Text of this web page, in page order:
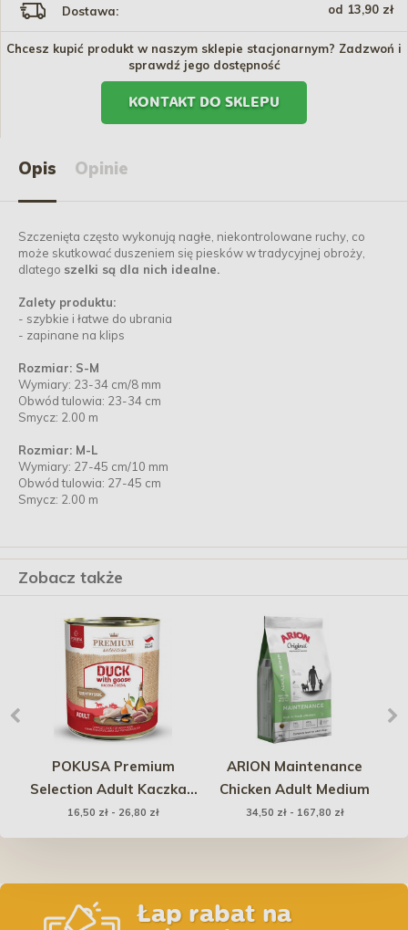
Dostawa: od 13,90 zł
Chcesz kupić produkt w naszym sklepie stacjonarnym? Zadzwoń i
sprawdź jego dostępność
KONTAKT DO SKLEPU
Opis Opinie
Szczenięta często wykonują nagłe, niekontrolowane ruchy, co
może skutkować duszeniem się piesków w tradycyjnej obroży,
dlatego szelki są dla nich idealne.
Zalety produktu:
- szybkie i łatwe do ubrania
- zapinane na klips
Rozmiar: S-M
Wymiary: 23-34 cm/8 mm
Obwód tulowia: 23-34 cm
Smycz: 2.00 m
Rozmiar: M-L
Wymiary: 27-45 cm/10 mm
Obwód tulowia: 27-45 cm
Smycz: 2.00 m
Zobacz także
POKUSA Premium
Selection Adult Kaczka z
gęsią
16,50 zł - 26,80 zł
ARION Maintenance
Chicken Adult Medium
34,50 zł - 167,80 zł
Łap rabat na